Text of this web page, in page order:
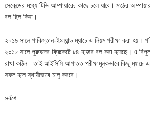
সেকেন্ডের মধ্যে টিভি আম্পায়ারের কাছে চলে যাবে। মাঠের
বল ছিল কিনা।
২০১৬ সালে পাকিস্তান-ইংল্যান্ড ম্যাচে এ নিয়ম পরীক্ষা করা হয়।
২০১৮ সালে পুরুষদের ক্রিকেটে ৮৪ হাজার বল করা হয়েছে। এ
রাখা কঠিন। তাই আইসিসি আপাতত পরীক্ষামূলকভাবে কিছু ম্যাচে এ
সফল হলে স্থায়ীভাবে চালু করবে।
সর্বশে